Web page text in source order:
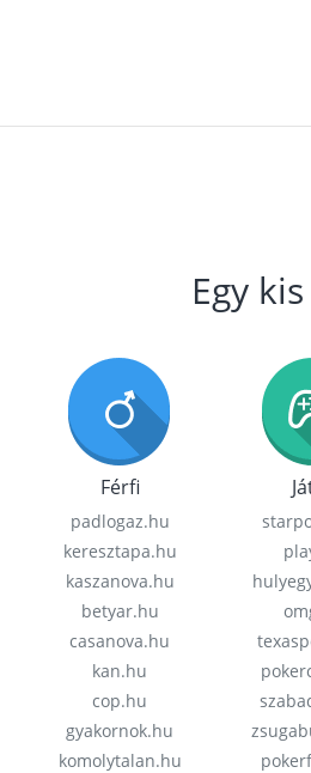
Egy
Férfi
padlogaz.hu
keresztapa.hu
kaszanova.hu
betyar.hu
casanova.hu
kan.hu
cop.hu
gyakornok.hu
komolytalan.hu